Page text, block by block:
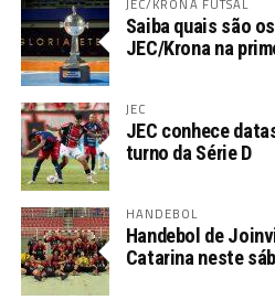
Saiba quais são
JEC/Krona na
JEC
JEC conhece
turno da Série D
HANDEBOL
Handebol de
Catarina neste